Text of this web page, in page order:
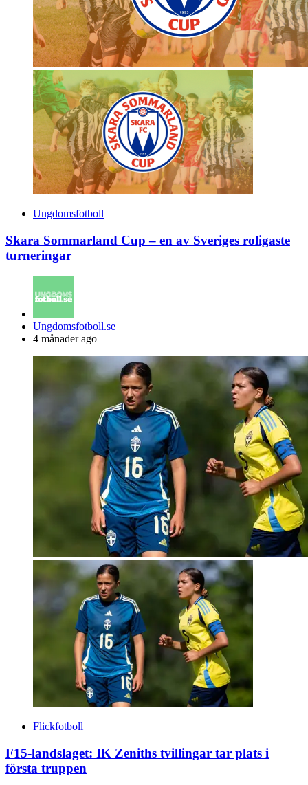
Ungdomsfotboll
Skara Sommarland Cup – en av Sveriges roligaste
turneringar
Posted
by
Ungdomsfotboll.se
4 månader ago
Flickfotboll
F15-landslaget: IK Zeniths tvillingar tar plats i
första truppen